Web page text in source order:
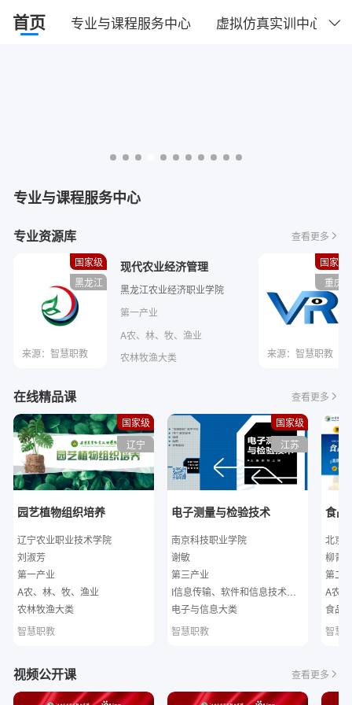
首页 专业与课程服务中心 虚拟仿真实训中心
下拉刷新
专业与课程服务中心
专业资源库
查看更多
国家级
黑龙江
来源：智慧职教
现代农业经济管理
黑龙江农业经济职业学院
第一产业
A农、林、牧、渔业
农林牧渔大类
国家级
重庆
来源：智慧职教
在线精品课
查看更多
国家级
辽宁
园艺植物组织培养
辽宁农业职业技术学院
刘淑芳
第一产业
A农、林、牧、渔业
农林牧渔大类
智慧职教
国家级
江苏
电子测量与检验技术
南京科技职业学院
谢敏
第三产业
I信息传输、软件和信息技术服
务业
电子与信息大类
智慧职教
食品
北京
柳青
第二
A农
会工
食品
智慧
视频公开课 查看更多